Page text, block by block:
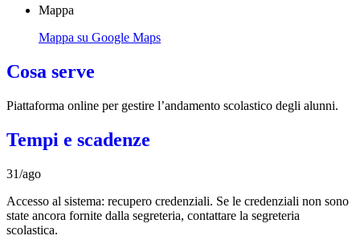
Mappa
Mappa su Google Maps
Cosa serve
Piattaforma online per gestire l’andamento scolastico degli alunni.
Tempi e scadenze
31/ago
Accesso al sistema: recupero credenziali. Se le credenziali non sono
state ancora fornite dalla segreteria, contattare la segreteria
scolastica.